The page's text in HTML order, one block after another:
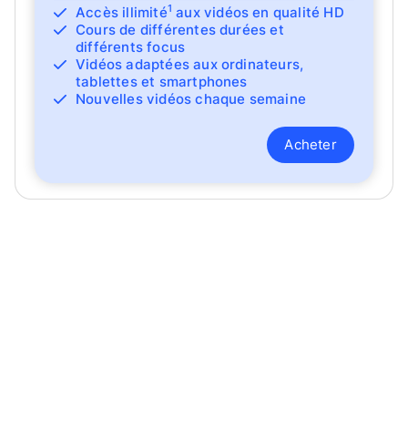
Accès illimité1 aux vidéos en qualité HD
Cours de différentes durées et
différents focus
Vidéos adaptées aux ordinateurs,
tablettes et smartphones
Nouvelles vidéos chaque semaine
Acheter